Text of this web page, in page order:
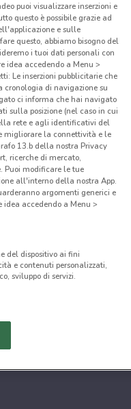
puoi visualizzare inserzioni e
questo è possibile grazie ad
e sulle
questo, abbiamo bisogno del
i tuoi dati personali con
idea accedendo a Menu >
Le inserzioni pubblicitarie che
di navigazione su
ci informa che hai navigato
sulla posizione (nel caso in cui
rete e agli identificativi del
migliorare la connettività e le
13.b della nostra Privacy
ricerche di mercato,
Puoi modificare le tue
all'interno della nostra App.
argomenti generici e
accedendo a Menu >
del dispositivo ai fini
e contenuti personalizzati,
sviluppo di servizi.